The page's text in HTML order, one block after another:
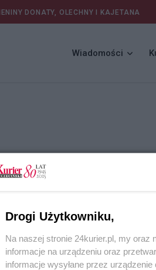
DONATY, OLECHNY I KAJETANA
Wiadomości
się
Drogi Użytkowniku,
Na naszej stronie 24kurier.pl, my
informacje na urządzeniu oraz
informacje wysyłane przez